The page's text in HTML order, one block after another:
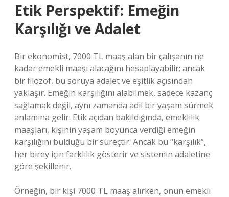
Etik Perspektif: Emeğin
Karşılığı ve Adalet
Bir ekonomist, 7000 TL maaş alan bir çalışanın ne
kadar emekli maaşı alacağını hesaplayabilir; ancak
bir filozof, bu soruya adalet ve eşitlik açısından
yaklaşır. Emeğin karşılığını alabilmek, sadece kazanç
sağlamak değil, aynı zamanda adil bir yaşam sürmek
anlamına gelir. Etik açıdan bakıldığında, emeklilik
maaşları, kişinin yaşam boyunca verdiği emeğin
karşılığını bulduğu bir süreçtir. Ancak bu “karşılık”,
her birey için farklılık gösterir ve sistemin adaletine
göre şekillenir.
Örneğin, bir kişi 7000 TL maaş alırken, onun emekli